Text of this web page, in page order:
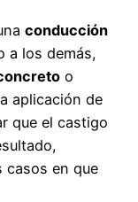
conducción
a los demás,
o
aplicación de
que el castigo
casos en que